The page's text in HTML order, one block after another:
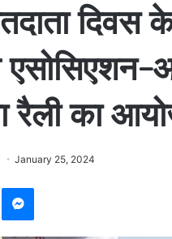
रैली का
January 25, 2024
Messenger